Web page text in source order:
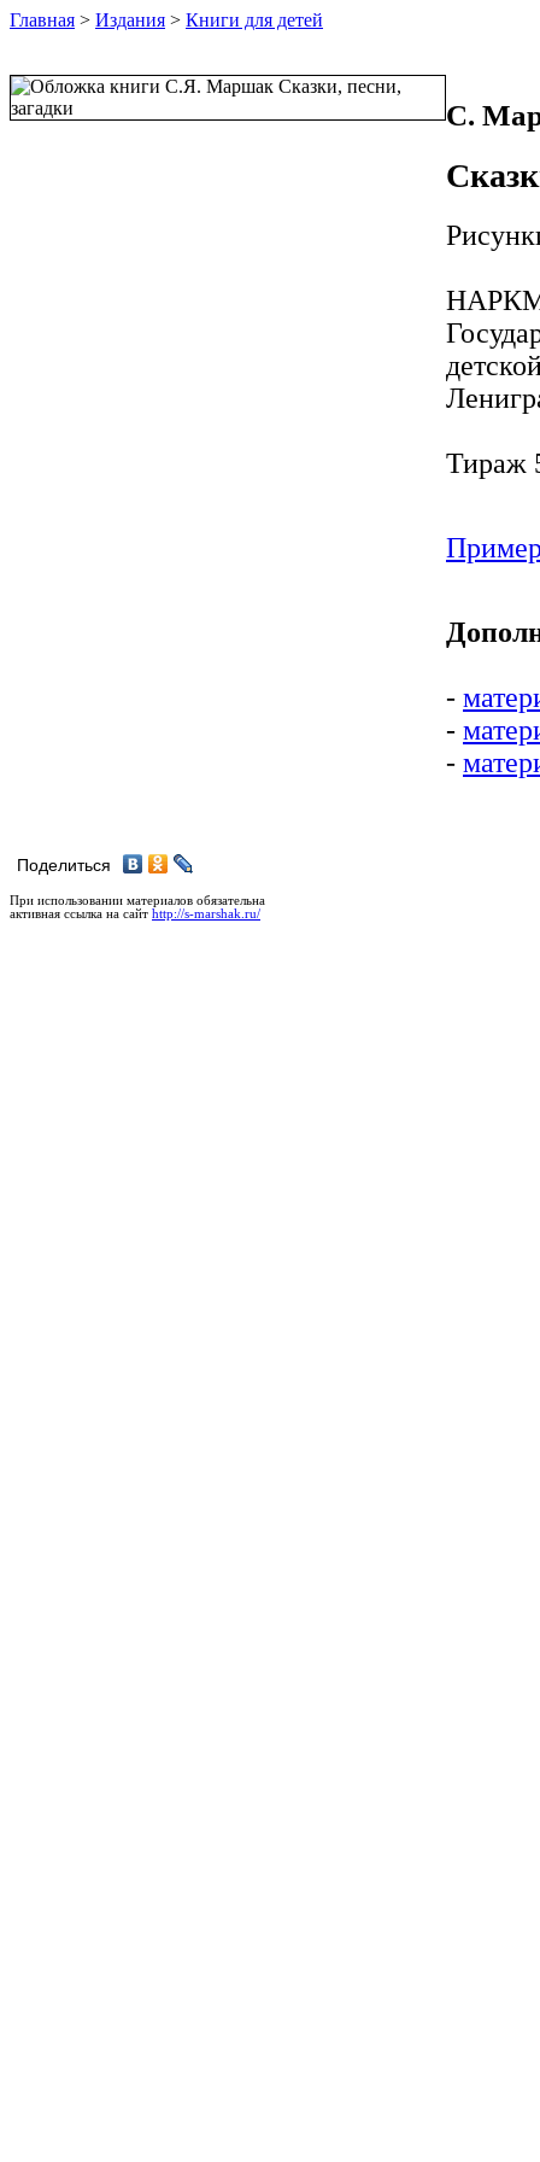
Главная > Издания > Книги для детей
С.
Тираж
-
-
-
Поделиться
При использовании материалов обязательна
активная ссылка на сайт http://s-marshak.ru/